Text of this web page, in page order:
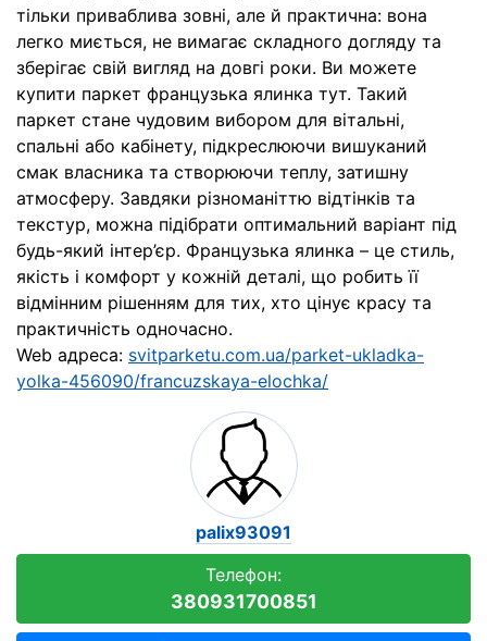
тільки приваблива зовні, але й практична: вона
легко миється, не вимагає складного догляду та
зберігає свій вигляд на довгі роки. Ви можете
купити паркет французька ялинка тут. Такий
паркет стане чудовим вибором для вітальні,
спальні або кабінету, підкреслюючи вишуканий
смак власника та створюючи теплу, затишну
атмосферу. Завдяки різноманіттю відтінків та
текстур, можна підібрати оптимальний варіант під
будь-який інтер’єр. Французька ялинка – це стиль,
якість і комфорт у кожній деталі, що робить її
відмінним рішенням для тих, хто цінує красу та
практичність одночасно.
Web адреса: svitparketu.com.ua/parket-ukladka-
yolka-456090/francuzskaya-elochka/
palix93091
Телефон:
380931700851